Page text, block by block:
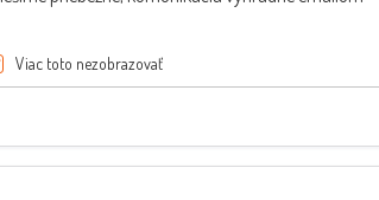
Viac toto nezobrazovať